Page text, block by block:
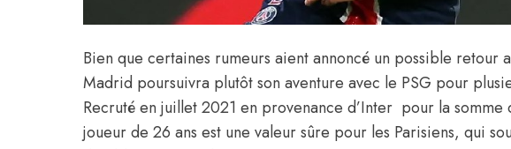
Bien que certaines rumeurs aient annoncé un possible retour
Madrid poursuivra plutôt son aventure avec le PSG pour
Recruté en juillet 2021 en provenance d’Inter pour la somme
joueur de 26 ans est une valeur sûre pour les Parisiens, qui